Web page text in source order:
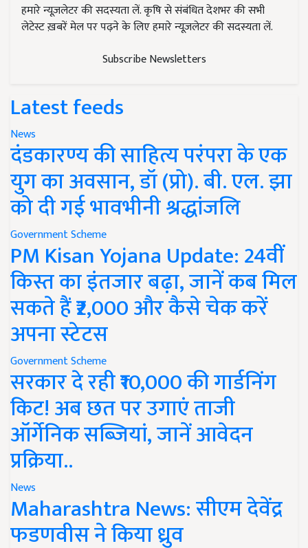
हमारे न्यूज़लेटर की सदस्यता लें. कृषि से संबंधित देशभर की सभी
लेटेस्ट ख़बरें मेल पर पढ़ने के लिए हमारे न्यूज़लेटर की सदस्यता लें.
Subscribe Newsletters
Latest feeds
News
दंडकारण्य की साहित्य परंपरा के एक
युग का अवसान, डॉ (प्रो). बी. एल. झा
को दी गई भावभीनी श्रद्धांजलि
Government Scheme
PM Kisan Yojana Update: 24वीं
किस्त का इंतजार बढ़ा, जानें कब मिल
सकते हैं ₹2,000 और कैसे चेक करें
अपना स्टेटस
Government Scheme
सरकार दे रही ₹10,000 की गार्डनिंग
किट! अब छत पर उगाएं ताजी
ऑर्गेनिक सब्जियां, जानें आवेदन
प्रक्रिया..
News
Maharashtra News: सीएम देवेंद्र
फडणवीस ने किया ध्रुव